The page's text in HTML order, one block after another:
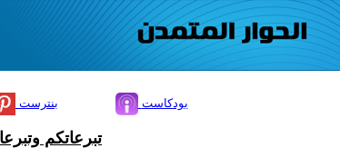
بنترست بودكاست
تبرعاتكم